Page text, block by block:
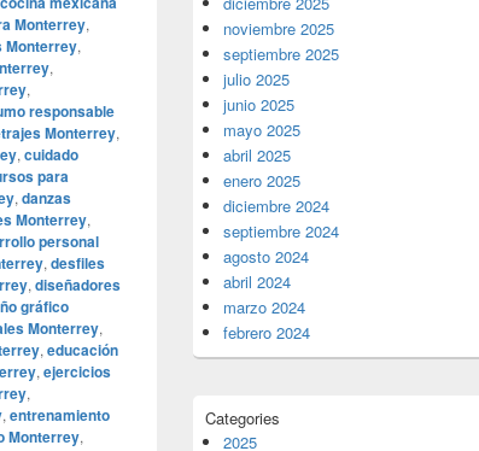
Monterrey,
Monterrey,
,
,
responsable
Monterrey,
, cuidado
para
, danzas
Monterrey,
personal
, desfiles
, diseñadores
gráfico
Monterrey,
, educación
, ejercicios
,
, entrenamiento
Monterrey,
noviembre 2025
septiembre 2025
julio 2025
junio 2025
mayo 2025
abril 2025
enero 2025
diciembre 2024
septiembre 2024
agosto 2024
abril 2024
marzo 2024
febrero 2024
Categories
2025